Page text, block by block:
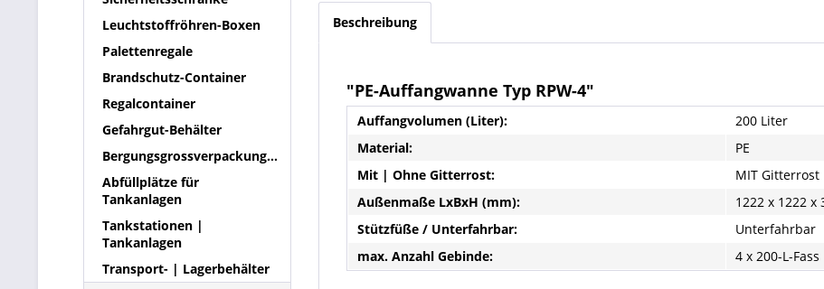
Leuchtstoffröhren-Boxen
Palettenregale
Brandschutz-Container
Regalcontainer
Gefahrgut-Behälter
Bergungsgrossverpackungen
Abfüllplätze für
Tankanlagen
Tankstationen |
Tankanlagen
Transport- | Lagerbehälter
Beschreibung
"PE-Auffangwanne Typ RPW-4"
Auffangvolumen (Liter):
200 Liter
Material:
PE
Mit | Ohne Gitterrost:
MIT Gitterrost
Außenmaße LxBxH (mm):
1222 x 1222 x
Stützfüße / Unterfahrbar:
Unterfahrbar
max. Anzahl Gebinde:
4 x 200-L-Fass